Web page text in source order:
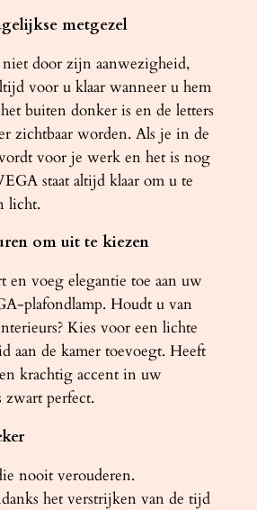
metgezel
door zijn aanwezigheid,
voor u klaar wanneer u hem
buiten donker is en de letters
zichtbaar worden. Als je in de
voor je werk en het is nog
staat altijd klaar om u te
licht.
om uit te kiezen
en voeg elegantie toe aan uw
plafondlamp. Houdt u van
Kies voor een lichte
aan de kamer toevoegt. Heeft
krachtig accent in uw
zwart perfect.
nooit verouderen.
het verstrijken van de tijd